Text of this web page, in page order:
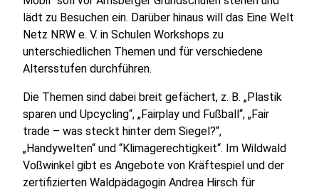
lädt zu Besuchen ein. Darüber hinaus will das Eine Welt
Netz NRW e. V. in Schulen Workshops zu
unterschiedlichen Themen und für verschiedene
Altersstufen durchführen.
Die Themen sind dabei breit gefächert, z. B. „Plastik
sparen und Upcycling“, „Fairplay und Fußball“, „Fair
trade – was steckt hinter dem Siegel?“,
„Handywelten“ und “Klimagerechtigkeit“. Im Wildwald
Voßwinkel gibt es Angebote von Kräftespiel und der
zertifizierten Waldpädagogin Andrea Hirsch für